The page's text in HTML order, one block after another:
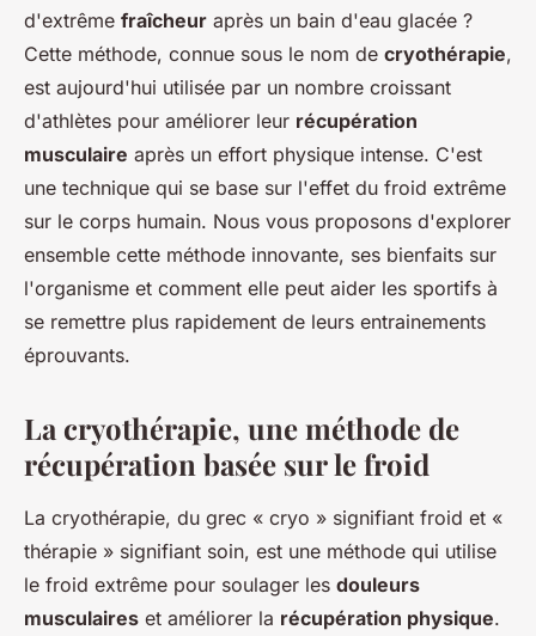
d'extrême fraîcheur après un bain d'eau glacée ?
Cette méthode, connue sous le nom de cryothérapie,
est aujourd'hui utilisée par un nombre croissant
d'athlètes pour améliorer leur récupération
musculaire après un effort physique intense. C'est
une technique qui se base sur l'effet du froid extrême
sur le corps humain. Nous vous proposons d'explorer
ensemble cette méthode innovante, ses bienfaits sur
l'organisme et comment elle peut aider les sportifs à
se remettre plus rapidement de leurs entrainements
éprouvants.
La cryothérapie, une méthode de
récupération basée sur le froid
La cryothérapie, du grec « cryo » signifiant froid et «
thérapie » signifiant soin, est une méthode qui utilise
le froid extrême pour soulager les douleurs
musculaires et améliorer la récupération physique.